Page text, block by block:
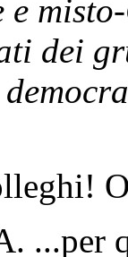
e
dei
...per